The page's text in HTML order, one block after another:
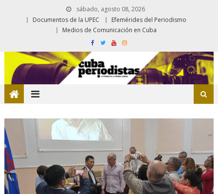
sábado, agosto 08, 2026
Documentos de la UPEC
Efemérides del Periodismo
Medios de Comunicación en Cuba